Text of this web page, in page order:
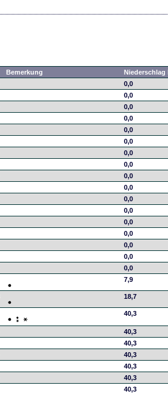
Bemerkung
0,0
0,0
0,0
0,0
0,0
0,0
0,0
0,0
0,0
0,0
0,0
0,0
0,0
0,0
0,0
0,0
0,0
7,9
18,7
40,3
40,3
40,3
40,3
40,3
40,3
40,3